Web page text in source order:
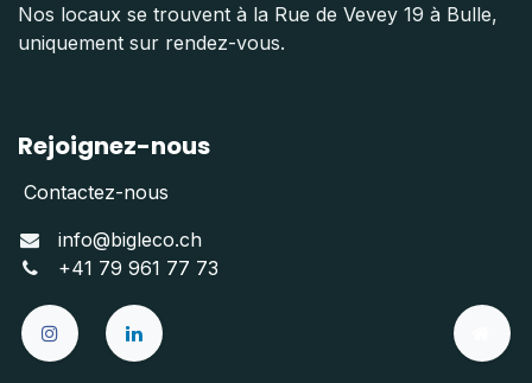
Nos locaux se trouvent à la Rue de Vevey 19 à Bulle,
uniquement sur rendez-vous.
Rejoignez-nous
Contactez-nous
info@bigleco.ch
+41 79 961 77 73